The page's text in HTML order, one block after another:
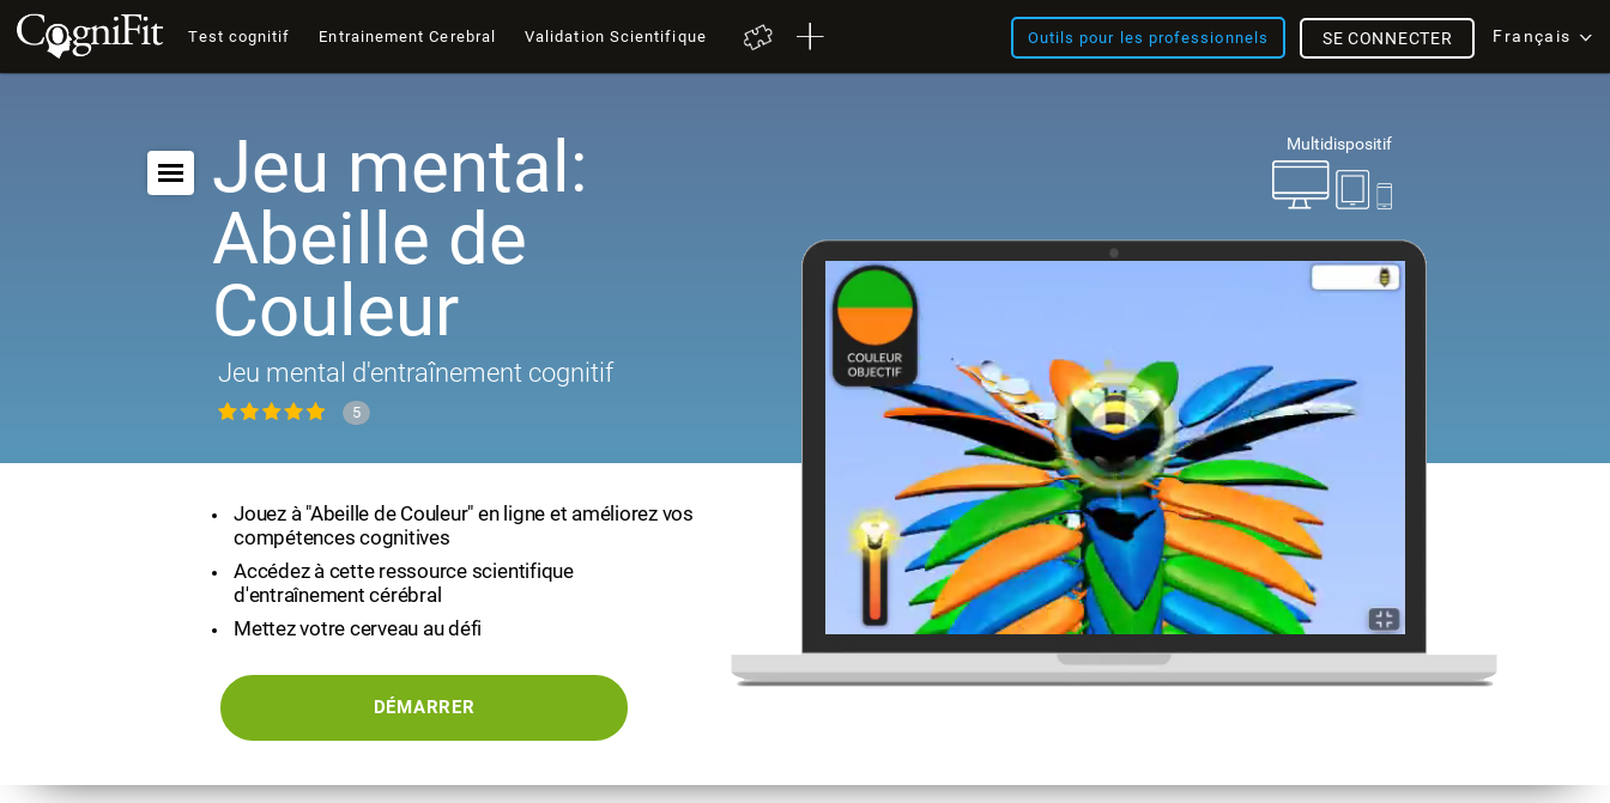
Test cognitif Entrainement Cerebral Validation Scientifique Outils pour les professionnels Français
SE CONNECTER
Multidispositif
Jeu mental:
Abeille de
Couleur
Jeu mental d'entraînement cognitif
5
Jouez à "Abeille de Couleur" en ligne et améliorez vos
compétences cognitives
Accédez à cette ressource scientifique
d'entraînement cérébral
Mettez votre cerveau au défi
DÉMARRER